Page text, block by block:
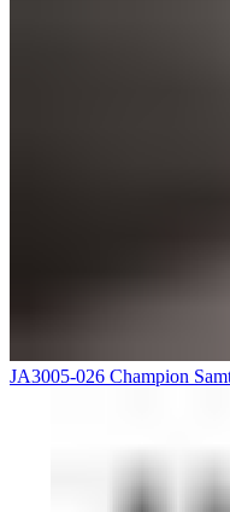
JA3005-026 Champion